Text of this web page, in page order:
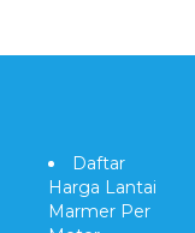
Daftar
Harga Lantai
Marmer Per